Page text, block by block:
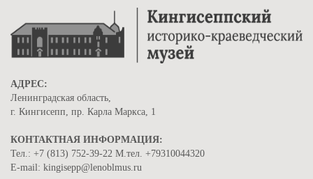
АДРЕС:
Ленинградская область,
г. Кингисепп, пр. Карла Маркса, 1
КОНТАКТНАЯ ИНФОРМАЦИЯ:
Тел.: +7 (813) 752-39-22 М.тел. +79310044320
E-mail: kingisepp@lenoblmus.ru